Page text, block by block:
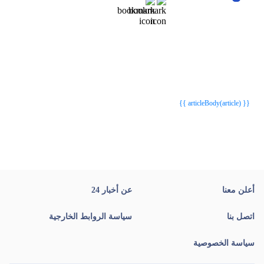
{{ articleBody(article) }}
أعلن معنا عن أخبار 24
اتصل بنا سياسة الروابط الخارجية
سياسة الخصوصية